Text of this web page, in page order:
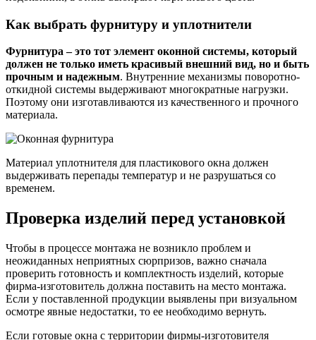
Как выбрать фурнитуру и уплотнители
Фурнитура – это тот элемент оконной системы, который
должен не только иметь красивый внешний вид, но и быть
прочным и надежным. Внутренние механизмы поворотно-
откидной системы выдерживают многократные нагрузки.
Поэтому они изготавливаются из качественного и прочного
материала.
Материал уплотнителя для пластикового окна должен
выдерживать перепады температур и не разрушаться со
временем.
Проверка изделий перед установкой
Чтобы в процессе монтажа не возникло проблем и
неожиданных неприятных сюрпризов, важно сначала
проверить готовность и комплектность изделий, которые
фирма-изготовитель должна поставить на место монтажа.
Если у поставленной продукции выявлены при визуальном
осмотре явные недостатки, то ее необходимо вернуть.
Если готовые окна с территории фирмы-изготовителя